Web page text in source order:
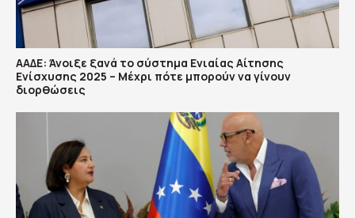
ΑΑΔΕ: Άνοιξε ξανά το σύστημα Ενιαίας Αίτησης
Ενίσχυσης 2025 – Μέχρι πότε μπορούν να γίνουν
διορθώσεις